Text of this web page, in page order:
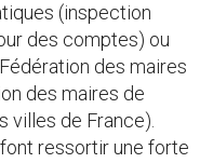
(inspection
des comptes) ou
des maires
des maires de
villes de France).
ressortir une forte